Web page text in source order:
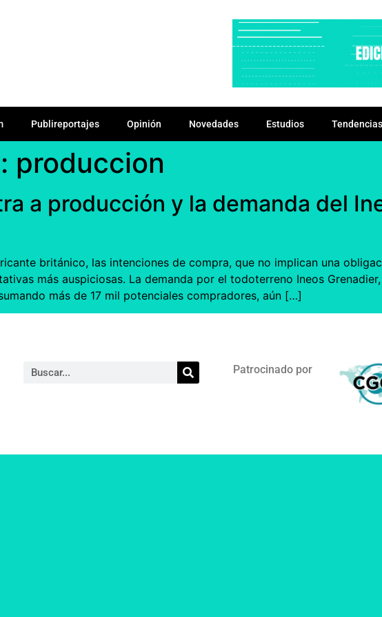
Publireportajes Opinión Novedades Estudios Tendencias
produccion
a producción y la demanda del
británico, las intenciones de compra, que no implican una
más auspiciosas. La demanda por el todoterreno Ineos
más de 17 mil potenciales compradores, aún […]
Patrocinado por